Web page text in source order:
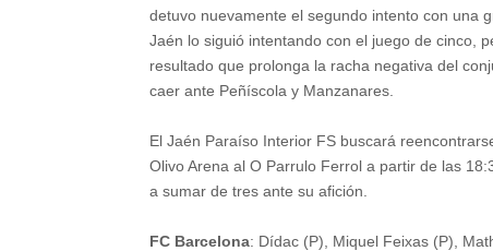
detuvo nuevamente el segundo intento con una
Jaén lo siguió intentando con el juego de cinco,
resultado que prolonga la racha negativa del
caer ante Peñíscola y Manzanares.
El Jaén Paraíso Interior FS buscará
Olivo Arena al O Parrulo Ferrol a partir de las
a sumar de tres ante su afición.
FC Barcelona: Dídac (P), Miquel Feixas (P),